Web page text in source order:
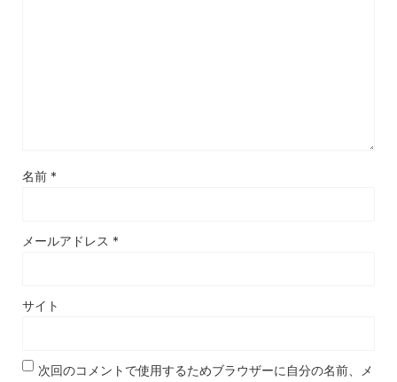
名前 *
メールアドレス *
サイト
次回のコメントで使用するためブラウザーに自分の名前、メ